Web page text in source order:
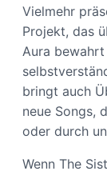
Vielmehr
Projekt, das
Aura bewahrt
bringt auch
neue Songs,
oder durch
Wenn The